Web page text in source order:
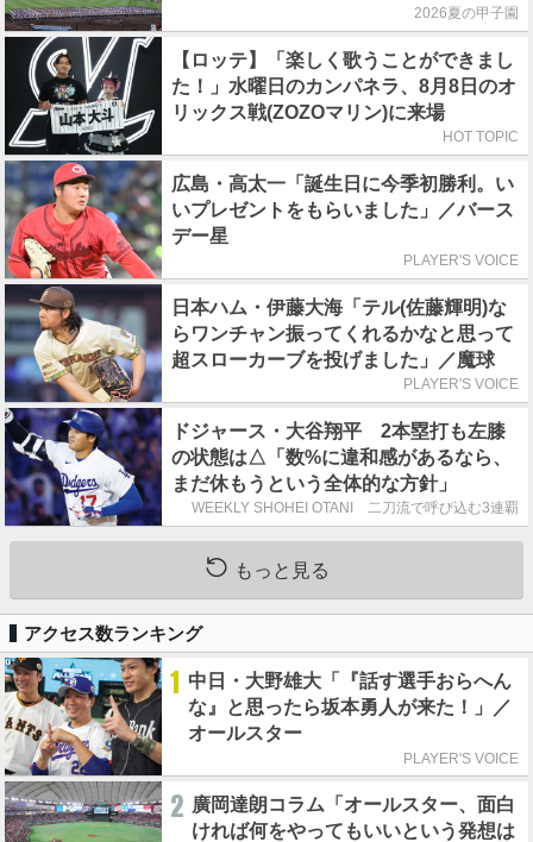
2026夏の甲子園
【ロッテ】「楽しく歌うことができまし
た！」水曜日のカンパネラ、8月8日のオ
リックス戦(ZOZOマリン)に来場
HOT TOPIC
広島・高太一「誕生日に今季初勝利。い
いプレゼントをもらいました」／バース
デー星
PLAYER'S VOICE
日本ハム・伊藤大海「テル(佐藤輝明)な
らワンチャン振ってくれるかなと思って
超スローカーブを投げました」／魔球
PLAYER'S VOICE
ドジャース・大谷翔平 2本塁打も左膝
の状態は△「数%に違和感があるなら、
まだ休もうという全体的な方針」
WEEKLY SHOHEI OTANI 二刀流で呼び込む3連覇
もっと見る
アクセス数ランキング
1 中日・大野雄大「『話す選手おらへん
な』と思ったら坂本勇人が来た！」／
オールスター
PLAYER'S VOICE
2 廣岡達朗コラム「オールスター、面白
ければ何をやってもいいという発想は